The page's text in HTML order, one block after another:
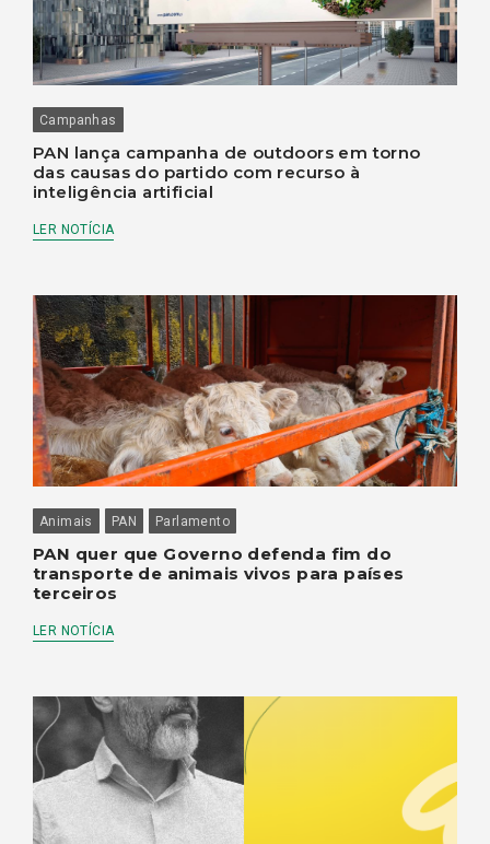
Campanhas
PAN lança campanha de outdoors em torno
das causas do partido com recurso à
inteligência artificial
LER NOTÍCIA
Animais PAN Parlamento
PAN quer que Governo defenda fim do
transporte de animais vivos para países
terceiros
LER NOTÍCIA